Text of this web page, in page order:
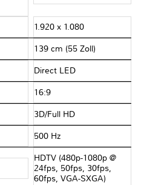
1.920 x 1.080
139 cm (55 Zoll)
Direct LED
16:9
3D/Full HD
500 Hz
HDTV (480p-1080p @
24fps, 50fps, 30fps,
60fps, VGA-SXGA)